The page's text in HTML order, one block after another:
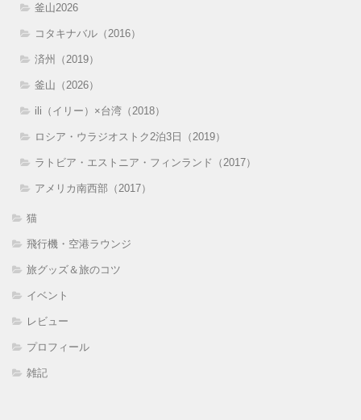
釜山2026
コタキナバル（2016）
済州（2019）
釜山（2026）
ili（イリー）×台湾（2018）
ロシア・ウラジオストク2泊3日（2019）
ラトビア・エストニア・フィンランド（2017）
アメリカ南西部（2017）
猫
飛行機・空港ラウンジ
旅グッズ＆旅のコツ
イベント
レビュー
プロフィール
雑記